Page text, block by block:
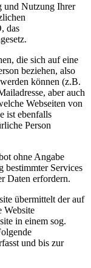
und Nutzung Ihrer
das
die sich auf eine
beziehen, also
können (z.B.
aber auch
Webseiten von
ist ebenfalls
Person
ohne Angabe
bestimmter Services
Daten erfordern.
übermittelt der auf
Website
in einem sog.
und bis zur